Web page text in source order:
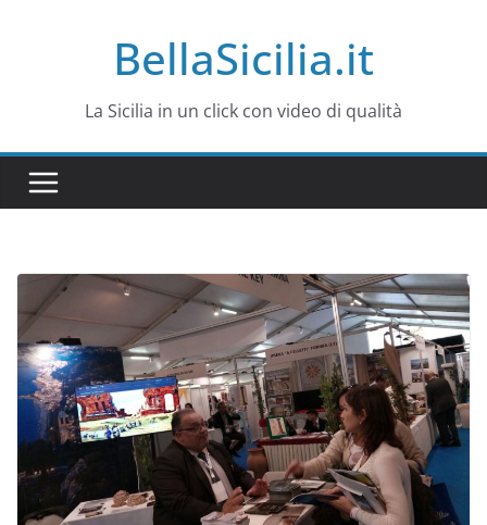
BellaSicilia.it
La Sicilia in un click con video di qualità